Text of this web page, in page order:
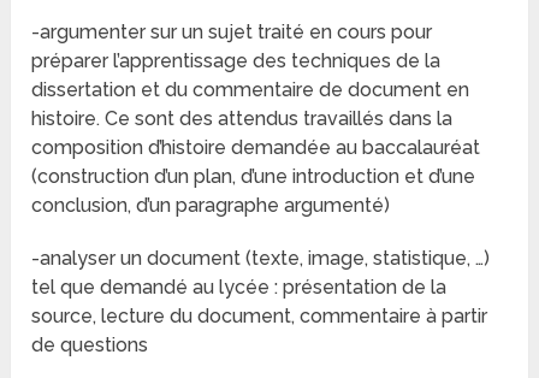
-argumenter sur un sujet traité en cours pour
préparer l’apprentissage des techniques de la
dissertation et du commentaire de document en
histoire. Ce sont des attendus travaillés dans la
composition d’histoire demandée au baccalauréat
(construction d’un plan, d’une introduction et d’une
conclusion, d’un paragraphe argumenté)
-analyser un document (texte, image, statistique, …)
tel que demandé au lycée : présentation de la
source, lecture du document, commentaire à partir
de questions